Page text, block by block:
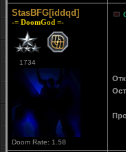
StasBFG[iddqd]
-= DoomGod =-
1734
Doom Rate: 1.58